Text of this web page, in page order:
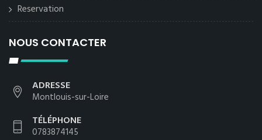
Reservation
NOUS CONTACTER
ADRESSE
Montlouis-sur-Loire
TÉLÉPHONE
0783874145